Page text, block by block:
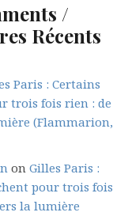
/
Récents
Paris : Certains
trois fois rien : de
(Flammarion,
on Gilles Paris :
pour trois fois
la lumière